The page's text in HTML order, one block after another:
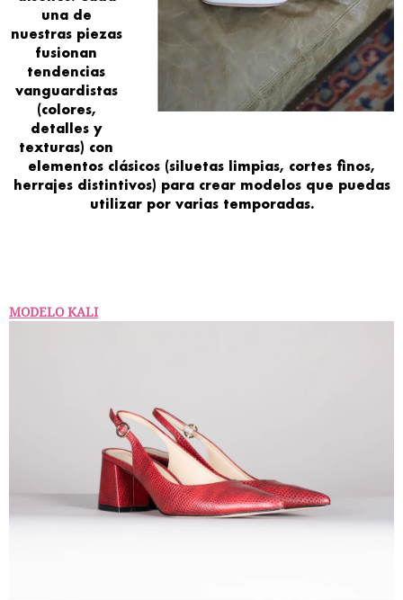
una de
nuestras piezas
fusionan
tendencias
vanguardistas
(colores,
detalles y
texturas) con
elementos clásicos (siluetas limpias, cortes finos,
herrajes distintivos) para crear modelos que puedas
utilizar por varias temporadas.
MODELO KALI